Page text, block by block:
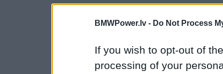
BMWPower.lv - Do Not Process
If you wish to opt-out of
processing of your